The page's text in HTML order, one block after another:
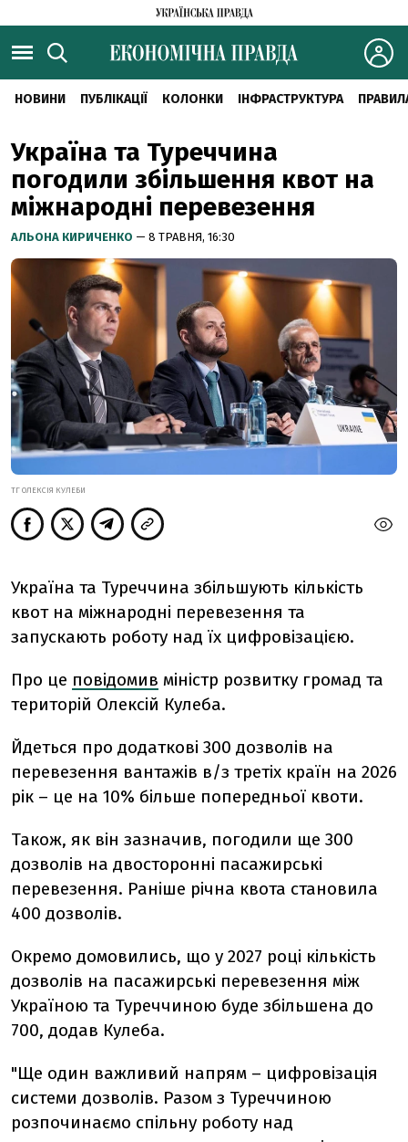
НОВИНИ ПУБЛІКАЦІЇ КОЛОНКИ ІНФРАСТРУКТУРА
Україна та Туреччина
погодили збільшення квот на
міжнародні перевезення
АЛЬОНА КИРИЧЕНКО — 8 ТРАВНЯ, 16:30
ТГ ОЛЕКСІЯ КУЛЕБИ
Україна та Туреччина збільшують кількість
квот на міжнародні перевезення та
запускають роботу над їх цифровізацією.
Про це повідомив міністр розвитку громад та
територій Олексій Кулеба.
Йдеться про додаткові 300 дозволів на
перевезення вантажів в/з третіх країн на 2026
рік – це на 10% більше попередньої квоти.
Також, як він зазначив, погодили ще 300
дозволів на двосторонні пасажирські
перевезення. Раніше річна квота становила
400 дозволів.
Окремо домовились, що у 2027 році кількість
дозволів на пасажирські перевезення між
Україною та Туреччиною буде збільшена до
700, додав Кулеба.
"Ще один важливий напрям – цифровізація
системи дозволів. Разом з Туреччиною
розпочинаємо спільну роботу над